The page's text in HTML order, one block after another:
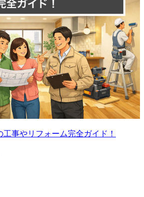
事やリフォーム完全ガイド！